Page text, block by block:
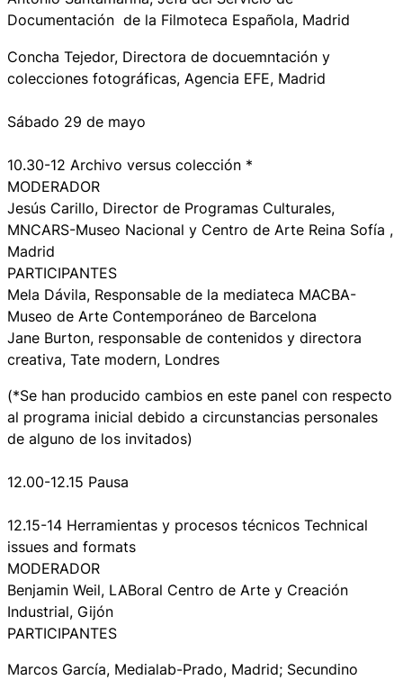
Documentación de la Filmoteca Española, Madrid
Concha Tejedor, Directora de docuemntación y
colecciones fotográficas, Agencia EFE, Madrid
Sábado 29 de mayo
10.30-12 Archivo versus colección *
MODERADOR
Jesús Carillo, Director de Programas Culturales,
MNCARS-Museo Nacional y Centro de Arte Reina Sofía ,
Madrid
PARTICIPANTES
Mela Dávila, Responsable de la mediateca MACBA-
Museo de Arte Contemporáneo de Barcelona
Jane Burton, responsable de contenidos y directora
creativa, Tate modern, Londres
(*Se han producido cambios en este panel con respecto
al programa inicial debido a circunstancias personales
de alguno de los invitados)
12.00-12.15 Pausa
12.15-14 Herramientas y procesos técnicos Technical
issues and formats
MODERADOR
Benjamin Weil, LABoral Centro de Arte y Creación
Industrial, Gijón
PARTICIPANTES
Marcos García, Medialab-Prado, Madrid; Secundino